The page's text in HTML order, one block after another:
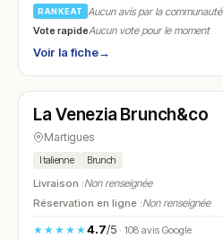
RANKEAT
Aucun avis par la communauté
Vote rapideAucun vote pour le moment
Voir la fiche→
N° 20
La Venezia Brunch&co
Martigues
Italienne Brunch
Livraison :Non renseignée
Réservation en ligne :Non renseignée
★★★★★4.7/5· 108 avis Google